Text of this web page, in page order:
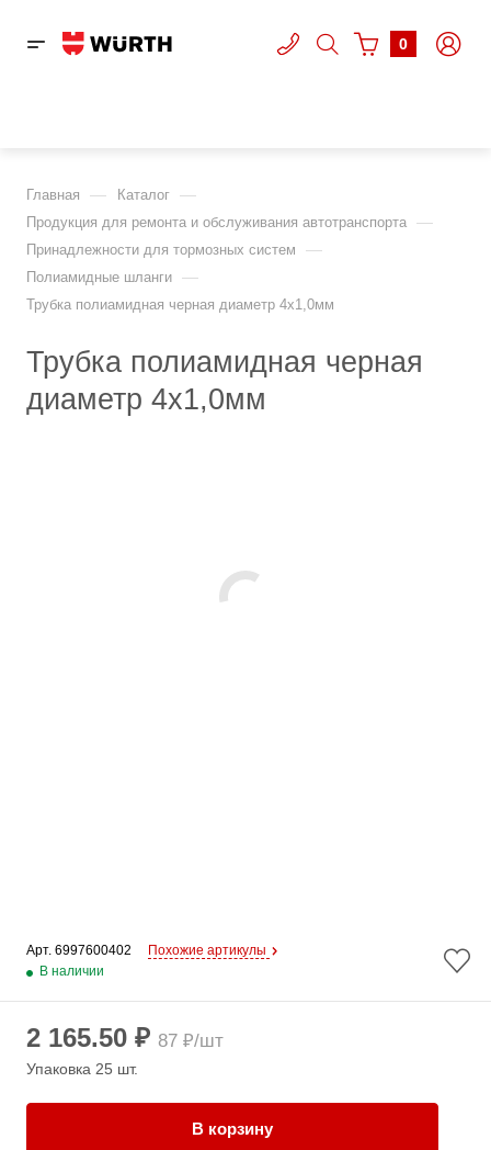
0
Главная — Каталог —
Продукция для ремонта и обслуживания автотранспорта —
Принадлежности для тормозных систем —
Полиамидные шланги —
Трубка полиамидная черная диаметр 4x1,0мм
Трубка полиамидная черная
диаметр 4x1,0мм
Арт. 6997600402
Похожие артикулы
В наличии
2 165.50 ₽ 87 ₽/шт
Упаковка 25 шт.
В корзину